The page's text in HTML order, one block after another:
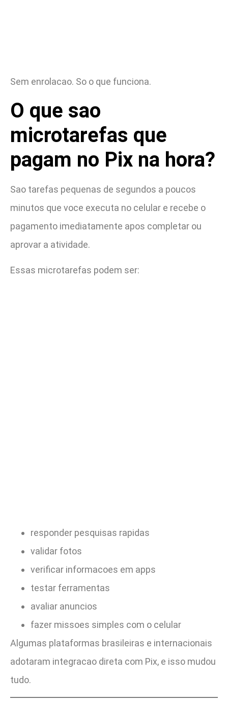
Sem enrolacao. So o que funciona.
O que sao
microtarefas que
pagam no Pix na hora?
Sao tarefas pequenas de segundos a poucos
minutos que voce executa no celular e recebe o
pagamento imediatamente apos completar ou
aprovar a atividade.
Essas microtarefas podem ser:
responder pesquisas rapidas
validar fotos
verificar informacoes em apps
testar ferramentas
avaliar anuncios
fazer missoes simples com o celular
Algumas plataformas brasileiras e internacionais
adotaram integracao direta com Pix, e isso mudou
tudo.